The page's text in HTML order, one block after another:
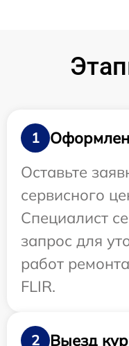
1
Оставьте
сервисного
Специалист
запрос для
работ
FLIR.
2
Выезд